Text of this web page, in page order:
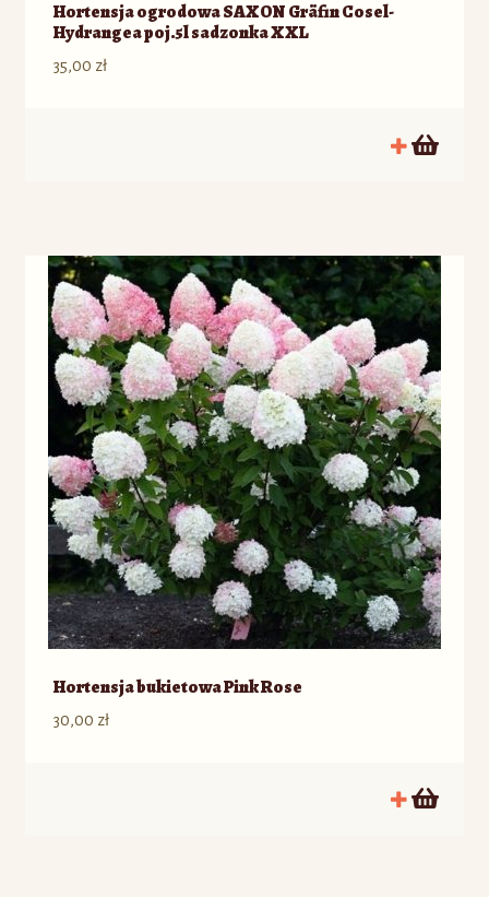
Hortensja ogrodowa SAXON Gräfin Cosel-
Hydrangea poj.5l sadzonka XXL
35,00 zł
Hortensja bukietowa Pink Rose
30,00 zł